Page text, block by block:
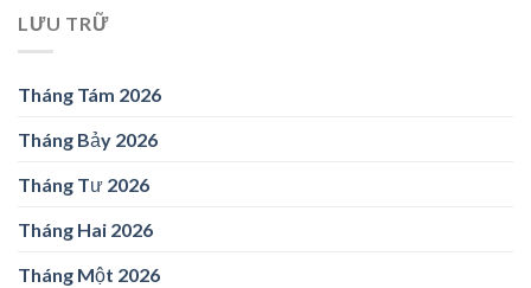
LƯU TRỮ
Tháng Tám 2026
Tháng Bảy 2026
Tháng Tư 2026
Tháng Hai 2026
Tháng Một 2026